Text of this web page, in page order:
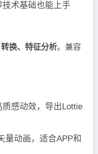
术基础也能上手
换、特征分析。兼容
质感动效，导出Lottie
量动画，适合APP和